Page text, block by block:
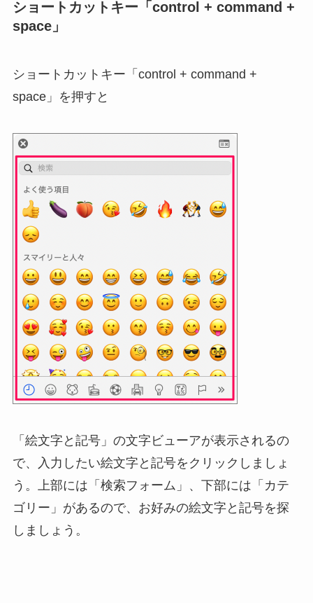
ショートカットキー「control + command +
space」
ショートカットキー「control + command +
space」を押すと
「絵文字と記号」の文字ビューアが表示されるの
で、入力したい絵文字と記号をクリックしましょ
う。上部には「検索フォーム」、下部には「カテ
ゴリー」があるので、お好みの絵文字と記号を探
しましょう。